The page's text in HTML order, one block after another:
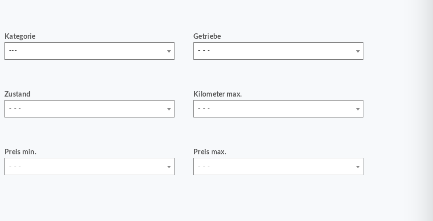
Kategorie
---
Zustand
- - -
Preis min.
- - -
Getriebe
- - -
Kilometer max.
- - -
Preis max.
- - -